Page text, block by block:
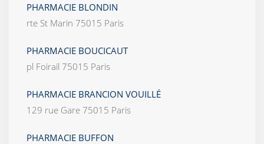
PHARMACIE BLONDIN
rte St Marin 75015 Paris
PHARMACIE BOUCICAUT
pl Foirail 75015 Paris
PHARMACIE BRANCION VOUILLÉ
129 rue Gare 75015 Paris
PHARMACIE BUFFON